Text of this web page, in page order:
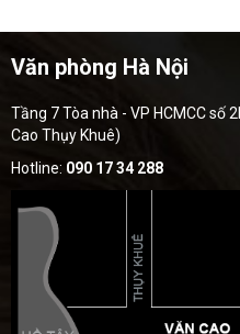
Văn phòng Hà Nội
Tầng 7 Tòa nhà - VP HCMCC số
Cao Thụy Khuê)
Hotline: 090 17 34 288